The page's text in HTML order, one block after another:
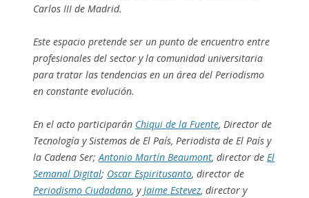
Carlos III de Madrid.
Este espacio pretende ser un punto de encuentro entre
profesionales del sector y la comunidad universitaria
para tratar las tendencias en un área del Periodismo
en constante evolución.
En el acto participarán Chiqui de la Fuente, Director de
Tecnología y Sistemas de El País, Periodista de El País y
la Cadena Ser;Antonio Martín Beaumont, director de El
Semanal Digital; Oscar Espiritusanto, director de
Periodismo Ciudadano, yJaime Estevez, director y